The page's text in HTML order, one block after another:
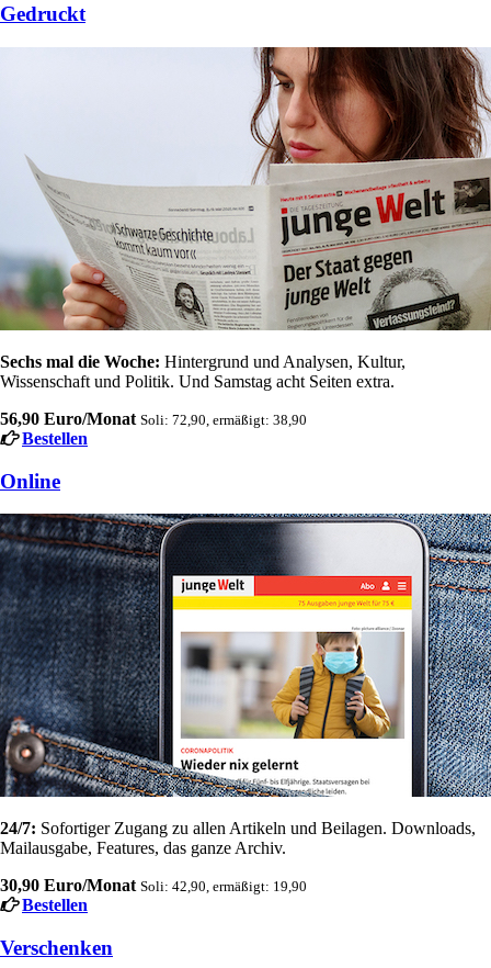
Gedruckt
Sechs mal die Woche: Hintergrund und Analysen, Kultur,
Wissenschaft und Politik. Und Samstag acht Seiten extra.
56,90 Euro/Monat Soli: 72,90, ermäßigt: 38,90
Bestellen
Online
24/7: Sofortiger Zugang zu allen Artikeln und Beilagen. Downloads,
Mailausgabe, Features, das ganze Archiv.
30,90 Euro/Monat Soli: 42,90, ermäßigt: 19,90
Bestellen
Verschenken